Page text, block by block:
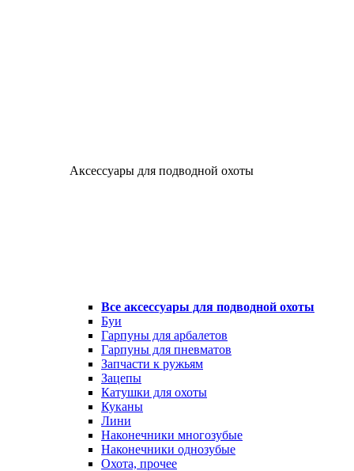
Аксессуары для подводной охоты
Все аксессуары для подводной охоты
Буи
Гарпуны для арбалетов
Гарпуны для пневматов
Запчасти к ружьям
Зацепы
Катушки для охоты
Куканы
Лини
Наконечники многозубые
Наконечники однозубые
Охота, прочее